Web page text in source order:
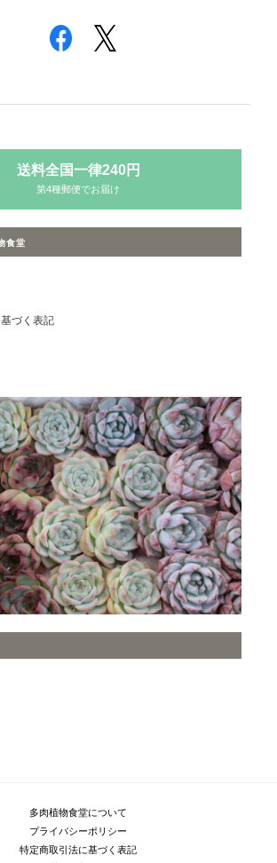
送料全国一律240円
第4種郵便でお届け
食堂
づく表記
多肉植物食堂について
プライバシーポリシー
特定商取引法に基づく表記